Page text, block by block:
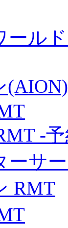
ール
-
ーサ
RMT